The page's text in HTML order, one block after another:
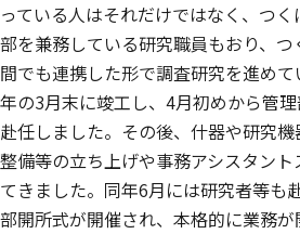
っている人はそれだけではなく、つ
部を兼務している研究職員もおり、
間でも連携した形で調査研究を進め
年の3月末に竣工し、4月初めから管
赴任しました。その後、什器や研究
整備等の立ち上げや事務アシスタン
てきました。同年6月には研究者等も
部開所式が開催され、本格的に業務が